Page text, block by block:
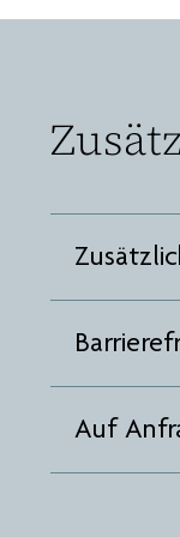
Auf